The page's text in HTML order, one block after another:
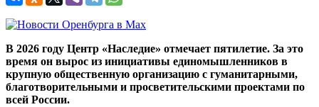
В 2026 году Центр «Наследие» отмечает пятилетие. За это
время он вырос из инициативы единомышленников в
крупную общественную организацию с гуманитарными,
благотворительными и просветительскими проектами по
всей России.